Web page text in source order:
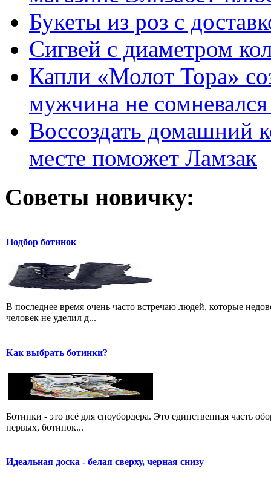
Букеты из роз с
Сигвей с диаметром
Капли «Молот Тора»
мужчина не
Воссоздать домашний
месте поможет Ламзак
Советы новичку:
Подбор ботинок
В последнее время очень часто встречаю людей, которые
человек не уделил д...
Как выбрать ботинки?
Ботинки - это всё для сноубордера. Это единственная часть
первых, ботинок...
Идеальная доска - белая сверху, черная снизу